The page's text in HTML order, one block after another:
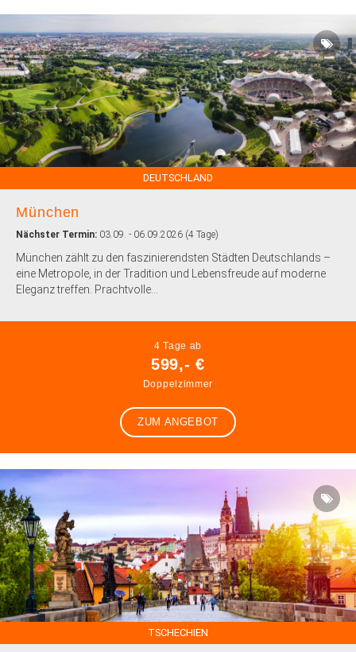
DEUTSCHLAND
München
Nächster Termin: 03.09. - 06.09.2026 (4 Tage)
München zählt zu den faszinierendsten Städten Deutschlands –
eine Metropole, in der Tradition und Lebensfreude auf moderne
Eleganz treffen. Prachtvolle...
4 Tage ab
599,- €
Doppelzimmer
ZUM ANGEBOT
TSCHECHIEN